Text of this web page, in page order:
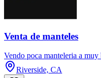
Venta de manteles
Vendo poca manteleria a muy
Riverside, CA